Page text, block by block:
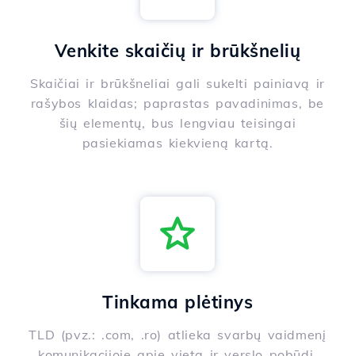
Venkite skaičių ir brūkšnelių
Skaičiai ir brūkšneliai gali sukelti painiavą ir
rašybos klaidas; paprastas pavadinimas, be
šių elementų, bus lengviau teisingai
pasiekiamas kiekvieną kartą.
Tinkama plėtinys
TLD (pvz.: .com, .ro) atlieka svarbų vaidmenį